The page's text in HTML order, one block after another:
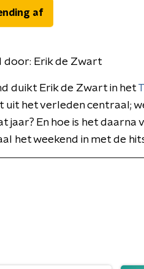
af
door: Erik de Zwart
duikt Erik de Zwart in het
uit het verleden centraal;
jaar? En hoe is het
het weekend in met de